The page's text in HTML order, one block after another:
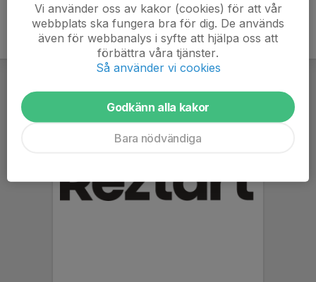
Vi använder oss av kakor (cookies) för att vår
webbplats ska fungera bra för dig. De används
även för webbanalys i syfte att hjälpa oss att
förbättra våra tjänster.
Så använder vi cookies
Godkänn alla kakor
Bara nödvändiga